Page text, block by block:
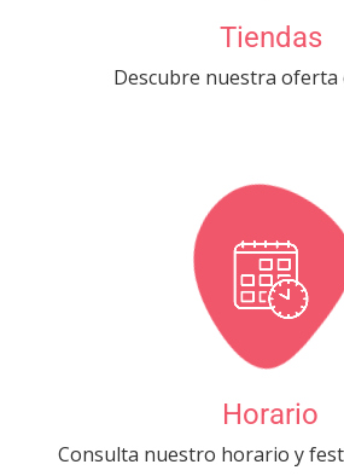
Tiendas
Descubre nuestra oferta
Horario
Consulta nuestro horario y